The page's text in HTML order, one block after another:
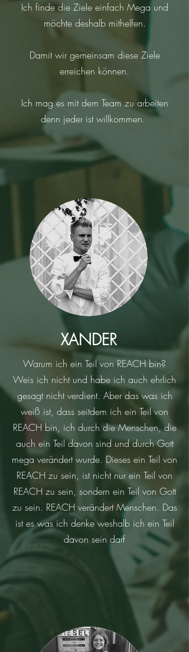
Ich finde die Ziele einfach Mega und
möchte deshalb mithelfen.
Damit wir gemeinsam diese Ziele
erreichen können.
Ich mag es mit dem Team zu arbeiten
denn jeder ist willkommen.
XANDER
Warum ich ein Teil von REACH bin?
Weis ich nicht und habe ich auch ehrlich
gesagt nicht verdient. Aber das was ich
weiß ist, dass seitdem ich ein Teil von
REACH bin, ich durch die Menschen, die
auch ein Teil davon sind und durch Gott
mega verändert wurde. Dieses ein Teil von
REACH zu sein, ist nicht nur ein Teil von
REACH zu sein, sondern ein Teil von Gott
zu sein. REACH verändert Menschen. Das
ist es was ich denke weshalb ich ein Teil
davon sein darf